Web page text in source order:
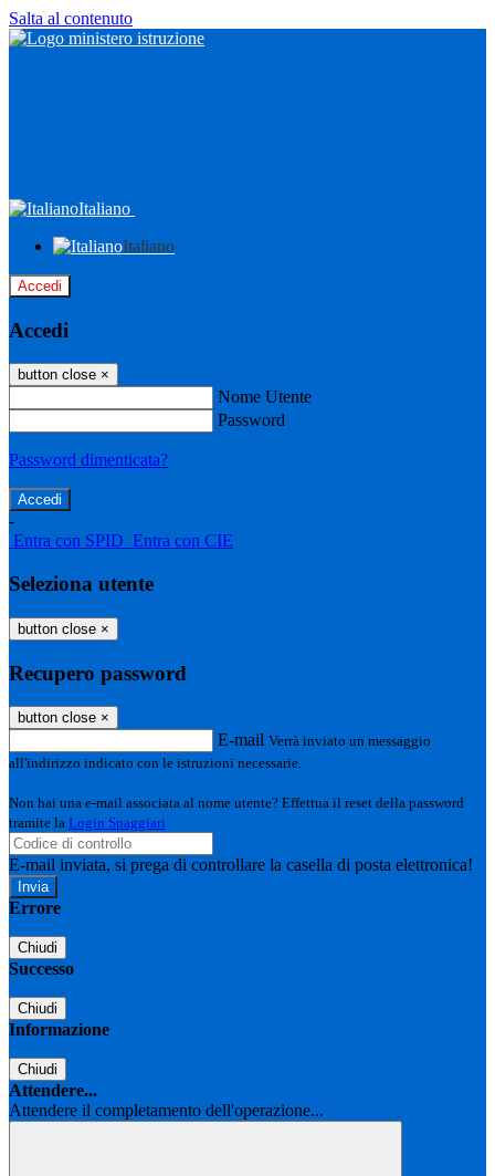
Salta al contenuto
Italiano
Italiano
Accedi
Accedi
button close ×
Nome Utente
Password
Password dimenticata?
-
Entra con SPID Entra con CIE
Seleziona utente
button close ×
Recupero password
button close ×
E-mail Verrà inviato un messaggio
all'indirizzo indicato con le istruzioni necessarie.
Non hai una e-mail associata al nome utente? Effettua il reset della password
tramite la Login Spaggiari
E-mail inviata, si prega di controllare la casella di posta elettronica!
Errore
Chiudi
Successo
Chiudi
Informazione
Chiudi
Attendere...
Attendere il completamento dell'operazione...